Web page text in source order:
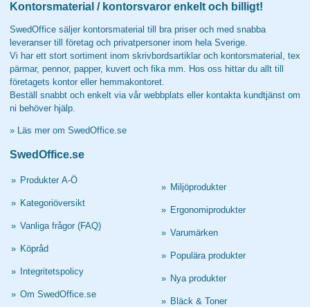
Kontorsmaterial / kontorsvaror enkelt och billigt!
SwedOffice säljer kontorsmaterial till bra priser och med snabba
leveranser till företag och privatpersoner inom hela Sverige.
Vi har ett stort sortiment inom skrivbordsartiklar och kontorsmaterial, tex
pärmar, pennor, papper, kuvert och fika mm. Hos oss hittar du allt till
företagets kontor eller hemmakontoret.
Beställ snabbt och enkelt via vår webbplats eller kontakta kundtjänst om
ni behöver hjälp.
» Läs mer om SwedOffice.se
SwedOffice.se
» Produkter A-Ö
» Kategoriöversikt
» Vanliga frågor (FAQ)
» Köpråd
» Integritetspolicy
» Om SwedOffice.se
» Miljöprodukter
» Ergonomiprodukter
» Varumärken
» Populära produkter
» Nya produkter
» Bläck & Toner